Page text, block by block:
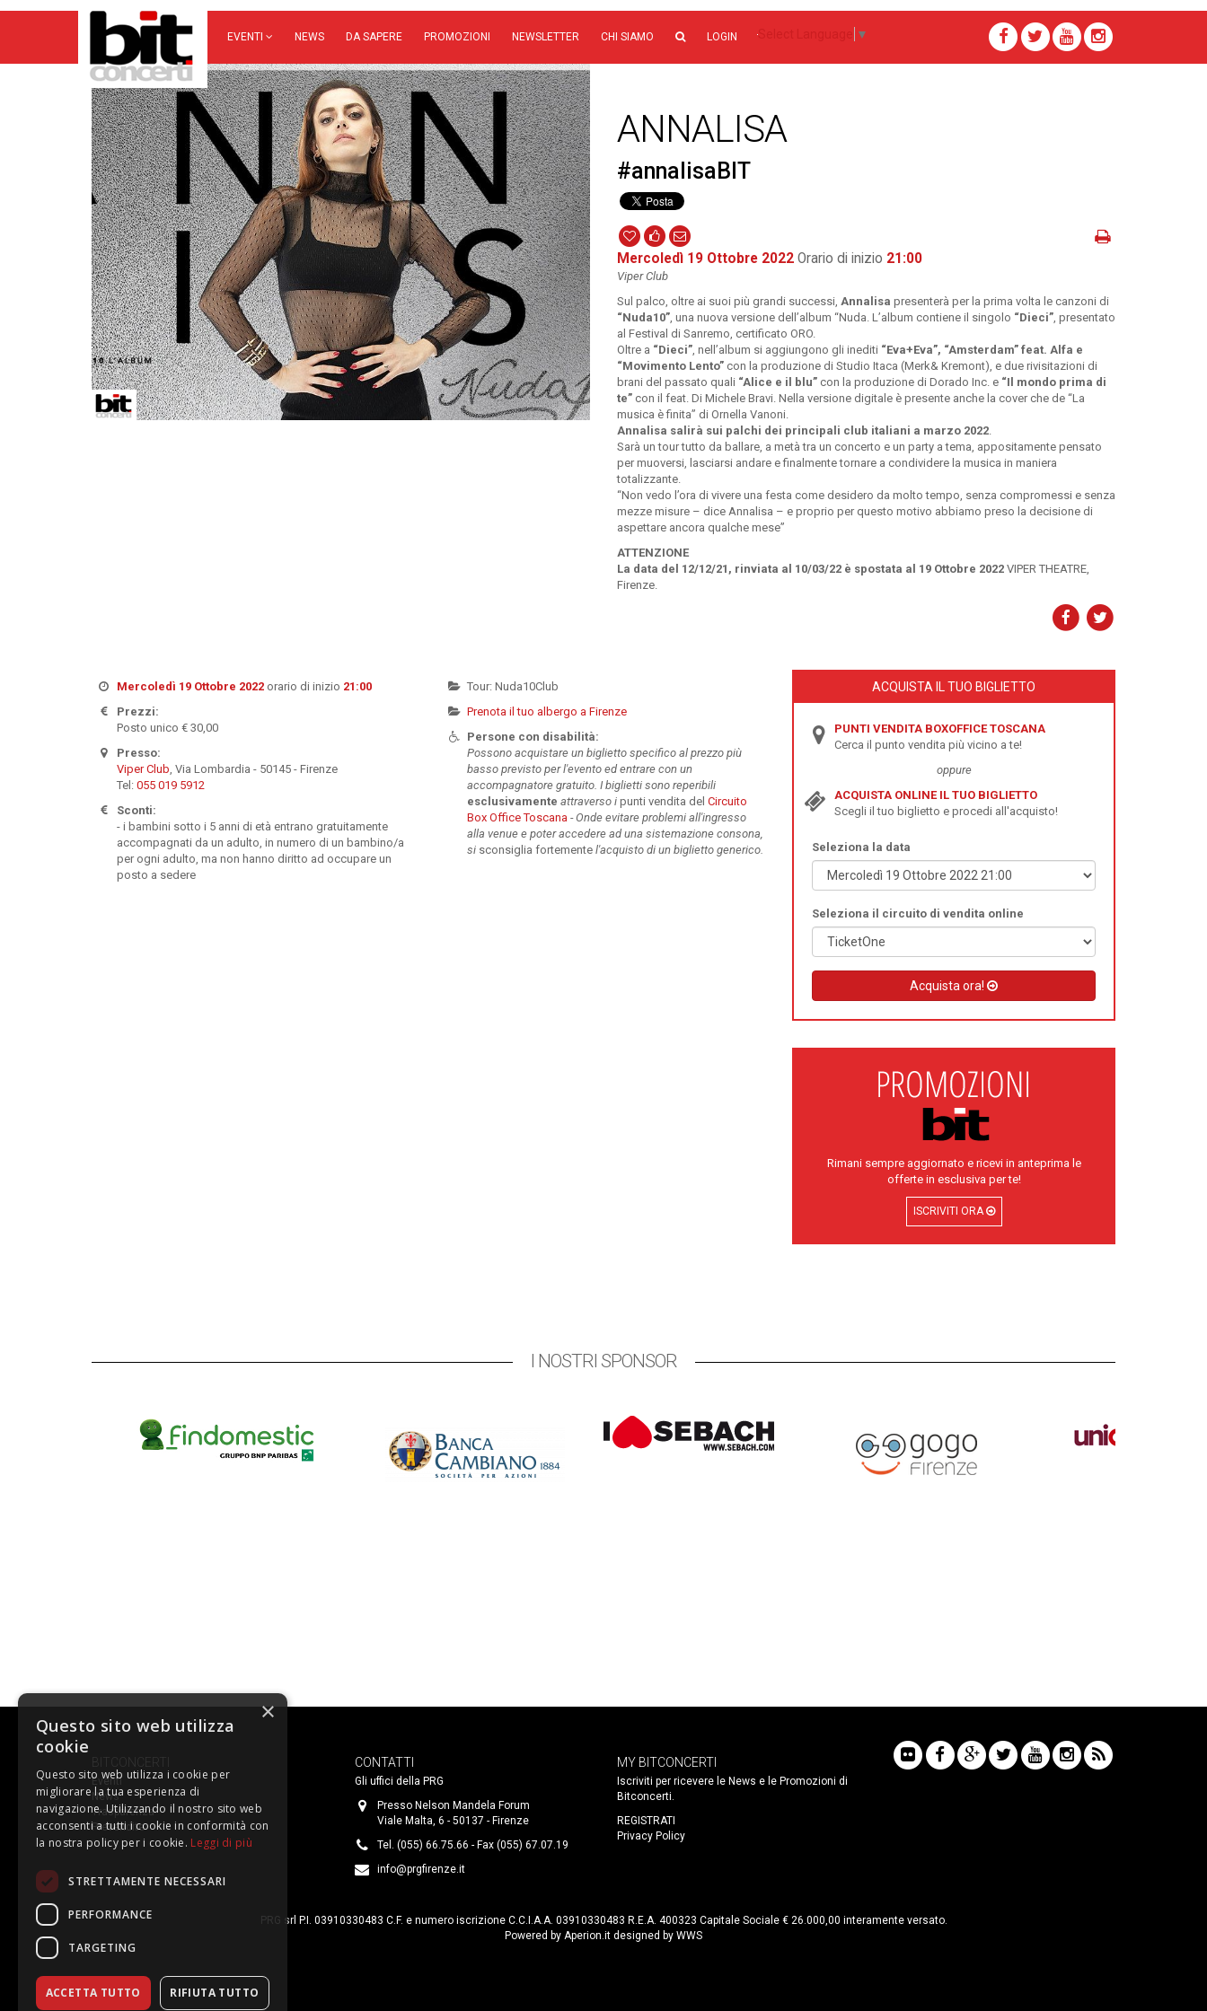
EVENTI NEWS DA SAPERE PROMOZIONI NEWSLETTER CHI SIAMO LOGIN ▼
ANNALISA
#annalisaBIT
Mercoledì 19 Ottobre 2022 Orario di inizio 21:00
Viper Club
Sul palco, oltre ai suoi più grandi successi, Annalisa presenterà per la prima volta le canzoni di
“Nuda10”, una nuova versione dell’album “Nuda. L’album contiene il singolo “Dieci”, presentato
al Festival di Sanremo, certificato ORO.
Oltre a “Dieci”, nell’album si aggiungono gli inediti “Eva+Eva”, “Amsterdam” feat. Alfa e
“Movimento Lento” con la produzione di Studio Itaca (Merk& Kremont), e due rivisitazioni di
brani del passato quali “Alice e il blu” con la produzione di Dorado Inc. e “Il mondo prima di
te” con il feat. Di Michele Bravi. Nella versione digitale è presente anche la cover che de “La
musica è finita” di Ornella Vanoni.
Annalisa salirà sui palchi dei principali club italiani a marzo 2022.
Sarà un tour tutto da ballare, a metà tra un concerto e un party a tema, appositamente pensato
per muoversi, lasciarsi andare e finalmente tornare a condividere la musica in maniera
totalizzante.
“Non vedo l’ora di vivere una festa come desidero da molto tempo, senza compromessi e senza
mezze misure – dice Annalisa – e proprio per questo motivo abbiamo preso la decisione di
aspettare ancora qualche mese”
ATTENZIONE
La data del 12/12/21, rinviata al 10/03/22 è spostata al 19 Ottobre 2022 VIPER THEATRE,
Firenze.
Mercoledì 19 Ottobre 2022orario di inizio 21:00
Prezzi:
Posto unico € 30,00
Presso:
Viper Club , Via Lombardia - 50145 - Firenze
Tel: 055 019 5912
Sconti:
- i bambini sotto i 5 anni di età entrano gratuitamente
accompagnati da un adulto, in numero di un bambino/a
per ogni adulto, ma non hanno diritto ad occupare un
posto a sedere
Tour: Nuda10Club
Prenota il tuo albergo a Firenze
Persone con disabilità:
Possono acquistare un biglietto specifico al prezzo più
basso previsto per l'evento ed entrare con un
accompagnatore gratuito. I biglietti sono reperibili
esclusivamente attraverso i punti vendita del Circuito
Box Office Toscana -Onde evitare problemi all'ingresso
alla venue e poter accedere ad una sistemazione consona,
si sconsiglia fortemente l'acquisto di un biglietto generico.
ACQUISTA IL TUO BIGLIETTO
PUNTI VENDITA BOXOFFICE TOSCANA
Cerca il punto vendita più vicino a te!
oppure
ACQUISTA ONLINE IL TUO BIGLIETTO
Scegli il tuo biglietto e procedi all'acquisto!
Seleziona la data
Seleziona il circuito di vendita online
Acquista ora!
Rimani sempre aggiornato e ricevi in anteprima le
offerte in esclusiva per te!
ISCRIVITI ORA
I NOSTRI SPONSOR
BITCONCERTI
Eventi
News
Trasparenza
Prevendite
CONTATTI
Gli uffici della PRG
Presso Nelson Mandela Forum
Viale Malta, 6 - 50137 - Firenze
Tel. (055) 66.75.66 - Fax (055) 67.07.19
info@prgfirenze.it
MY BITCONCERTI
Iscriviti per ricevere le News e le Promozioni di
Bitconcerti.
REGISTRATI
Privacy Policy
PRG srl P.I. 03910330483 C.F. e numero iscrizione C.C.I.A.A. 03910330483 R.E.A. 400323 Capitale Sociale € 26.000,00 interamente versato.
Powered by Aperion.it designed by WWS
×
Questo sito web utilizza
cookie
Questo sito web utilizza i cookie per
migliorare la tua esperienza di
navigazione. Utilizzando il nostro sito web
acconsenti a tutti i cookie in conformità con
la nostra policy per i cookie. Leggi di più
STRETTAMENTE NECESSARI
PERFORMANCE
TARGETING
ACCETTA TUTTO RIFIUTA TUTTO